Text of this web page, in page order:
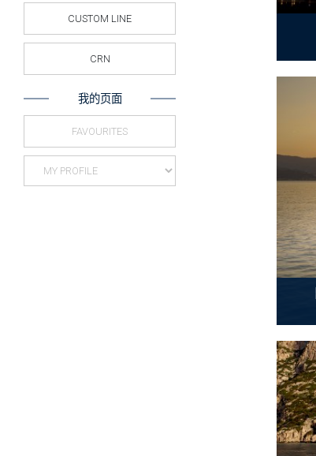
CUSTOM LINE
CRN
我的页面
FAVOURITES